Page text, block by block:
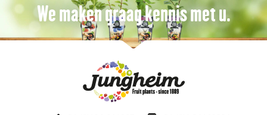
We maken graag kennis met u.